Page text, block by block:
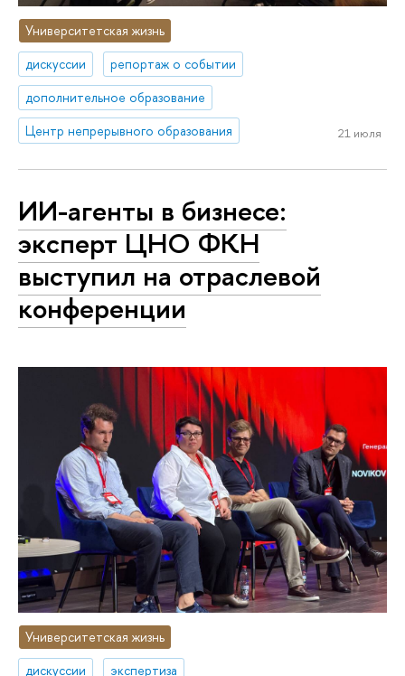
Университетская жизнь
дискуссии
репортаж о событии
дополнительное образование
Центр непрерывного образования
21 июля
ИИ-агенты в бизнесе:
эксперт ЦНО ФКН
выступил на отраслевой
конференции
Университетская жизнь
дискуссии
экспертиза